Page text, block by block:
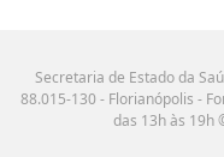
Secretaria de Estado da
88.015-130 - Florianópolis -
das 13h às 19h